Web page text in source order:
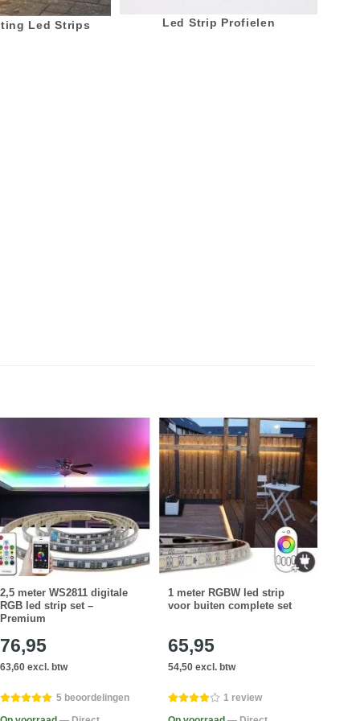
Led Strips Led Strip Profielen
2,5 meter WS2811 digitale
RGB led strip set –
Premium
76,95
63,60 excl. btw
5 beoordelingen
1 meter RGBW led strip
voor buiten complete set
65,95
54,50 excl. btw
1 review